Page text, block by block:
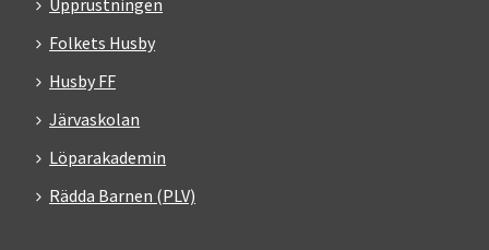
Upprustningen
Folkets Husby
Husby FF
Järvaskolan
Löparakademin
Rädda Barnen (PLV)